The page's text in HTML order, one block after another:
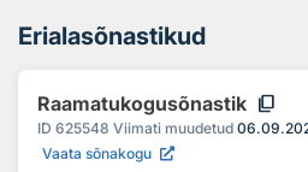
Erialasõnastikud
Raamatukogusõnastik content_copy
ID 625548 Viimati muudetud
Vaata sõnakogu